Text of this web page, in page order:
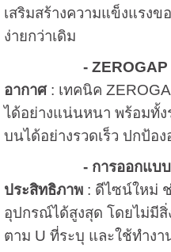
เสริมสร้างความแข็งแรงข
ง่ายกว่าเดิม
-
อากาศ: เทคนิค
ได้อย่างแน่นหนา พร้อมทั้
บนได้อย่างรวดเร็ว ปกป้อ
- การออกแบ
ประสิทธิภาพ: ดีไซน์ใหม่
อุปกรณ์ได้สูงสุด โดยไม่มี
ตาม U ที่ระบุ และใช้ทำง